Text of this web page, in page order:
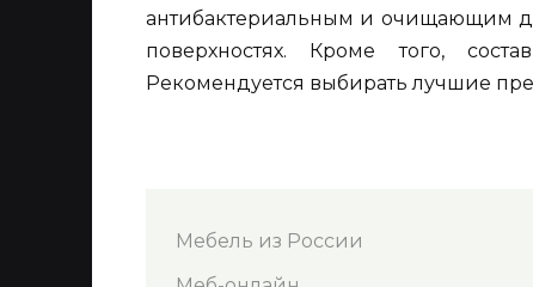
антибактериальным и очищающим
поверхностях. Кроме того,
Рекомендуется выбирать лучшие
Мебель из России